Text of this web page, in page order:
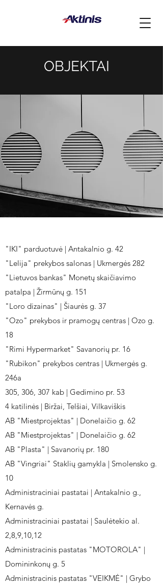
OBJEKTAI
"IKI" parduotuvė | Antakalnio g. 42
"Lelija" prekybos salonas | Ukmergės 282
"Lietuvos bankas" Monetų skaičiavimo
patalpa | Žirmūnų g. 151
"Loro dizainas" | Šiaurės g. 37
"Ozo" prekybos ir pramogų centras | Ozo g.
18
"Rimi Hypermarket" Savanorių pr. 16
"Rubikon" prekybos centras | Ukmergės g.
246a
305, 306, 307 kab | Gedimino pr. 53
4 katilinės | Biržai, Telšiai, Vilkaviškis
AB "Miestprojektas" | Donelaičio g. 62
AB "Miestprojektas" | Donelaičio g. 62
AB "Plasta" | Savanorių pr. 180
AB "Vingriai" Staklių gamykla | Smolensko g.
10
Administraciniai pastatai | Antakalnio g.,
Kernavės g.
Administraciniai pastatai | Saulėtekio al.
2,8,9,10,12
Administracinis pastatas "MOTOROLA" |
Domininkonų g. 5
Administracinis pastatas "VEIKMĖ" | Grybo